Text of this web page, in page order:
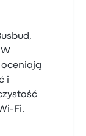
i
Fi.